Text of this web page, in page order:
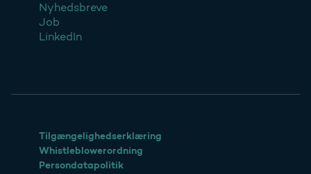
Nyhedsbreve
Job
LinkedIn
Tilgængelighedserklæring
Whistleblowerordning
Persondatapolitik